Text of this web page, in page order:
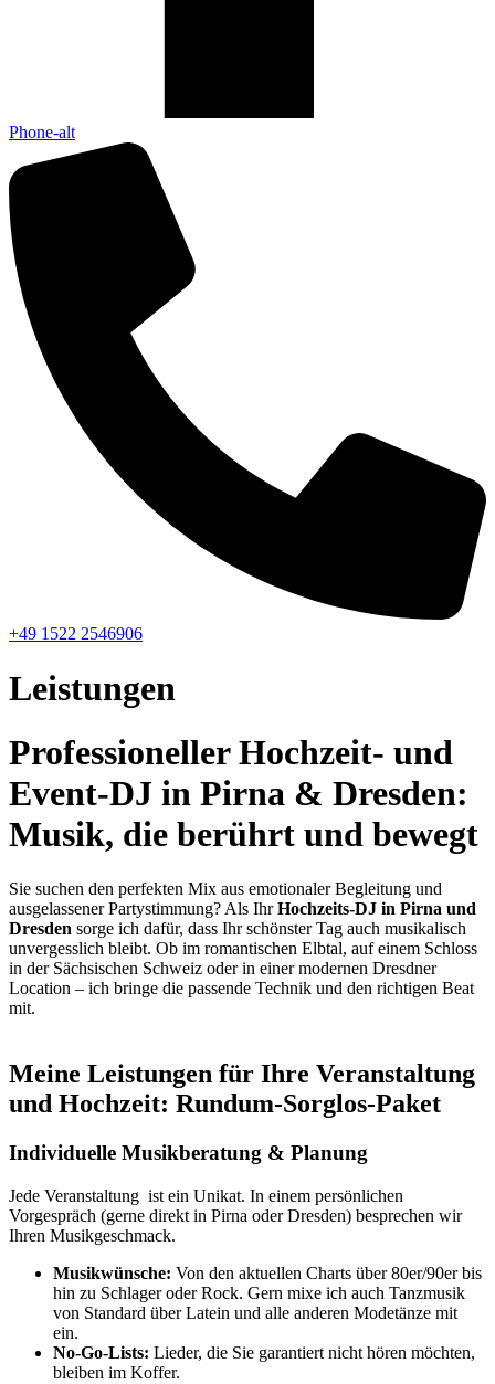
Phone-alt
+49 1522 2546906
Leistungen
Professioneller Hochzeit- und
Event-DJ in Pirna & Dresden:
Musik, die berührt und bewegt
Sie suchen den perfekten Mix aus emotionaler Begleitung und
ausgelassener Partystimmung? Als IhrHochzeits-DJ in Pirna und
Dresden sorge ich dafür, dass Ihr schönster Tag auch musikalisch
unvergesslich bleibt. Ob im romantischen Elbtal, auf einem Schloss
in der Sächsischen Schweiz oder in einer modernen Dresdner
Location – ich bringe die passende Technik und den richtigen Beat
mit.
Meine Leistungen für Ihre Veranstaltung
und Hochzeit: Rundum-Sorglos-Paket
Individuelle Musikberatung & Planung
Jede Veranstaltung ist ein Unikat. In einem persönlichen
Vorgespräch (gerne direkt in Pirna oder Dresden) besprechen wir
Ihren Musikgeschmack.
Musikwünsche: Von den aktuellen Charts über 80er/90er bis
hin zu Schlager oder Rock. Gern mixe ich auch Tanzmusik
von Standard über Latein und alle anderen Modetänze mit
ein.
No-Go-Lists: Lieder, die Sie garantiert nicht hören möchten,
bleiben im Koffer.